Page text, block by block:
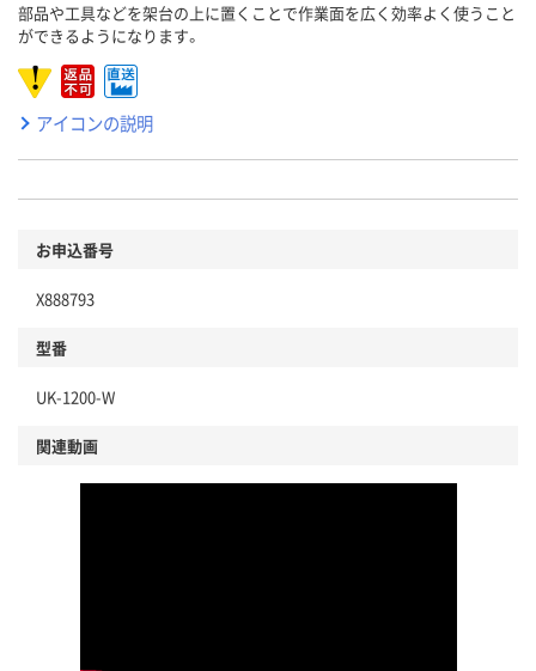
部品や工具などを架台の上に置くことで作業面を広く効率よく使うこと
ができるようになります。
アイコンの説明
お申込番号
X888793
型番
UK-1200-W
関連動画